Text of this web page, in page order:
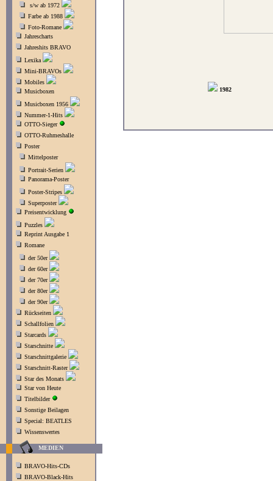
s/w ab 1972
Farbe ab 1988
Foto-Romane
Jahrescharts
Jahreshits BRAVO
Lexika
Mini-BRAVOs
Mobiles
Musicboxen
Musicboxen 1956
Nummer-1-Hits
OTTO-Sieger
OTTO-Ruhmeshalle
Poster
Mittelposter
Portrait-Serien
Panorama-Poster
Poster-Stripes
Superposter
Preisentwicklung
Puzzles
Reprint Ausgabe 1
Romane
der 50er
der 60er
der 70er
der 80er
der 90er
Rückseiten
Schallfolien
Starcards
Starschnitte
Starschnittgalerie
Starschnitt-Raster
Star des Monats
Star von Heute
Titelbilder
Sonstige Beilagen
Special: BEATLES
Wissenswertes
MEDIEN
BRAVO-Hits-CDs
BRAVO-Black-Hits
1982